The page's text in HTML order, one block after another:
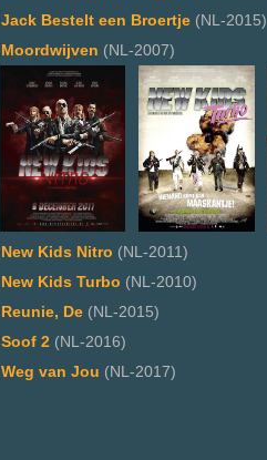
Jack Bestelt een Broertje (NL-2015)
Moordwijven (NL-2007)
New Kids Nitro (NL-2011)
New Kids Turbo (NL-2010)
Reunie, De (NL-2015)
Soof 2 (NL-2016)
Weg van Jou (NL-2017)